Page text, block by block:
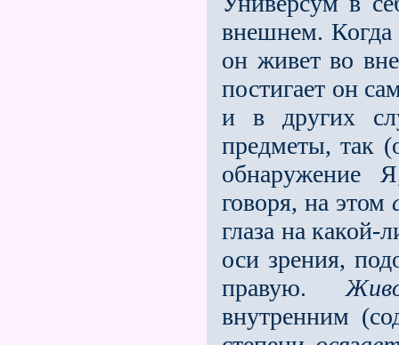
внешнем. Когда
он живет во
постига­ет он
и в других
предметы, так
обнаружение
говоря, на этом
глаза на
оси зрения,
правую.
внутренним